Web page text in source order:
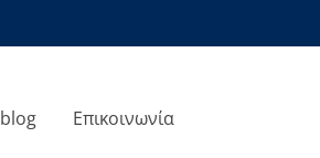
blog Επικοινωνία